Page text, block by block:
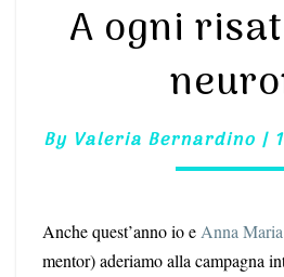
SUOI
A ogni
By Valeria Bernardino |
Anche quest’anno io e Anna
mentor) aderiamo alla campagna